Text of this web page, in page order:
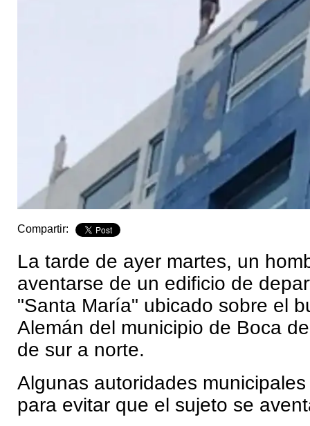
Compartir:
La tarde de ayer martes, un
aventarse de un edificio de
"Santa María" ubicado sobre el
Alemán del municipio de Boca
de sur a norte.
Algunas autoridades
para evitar que el sujeto se